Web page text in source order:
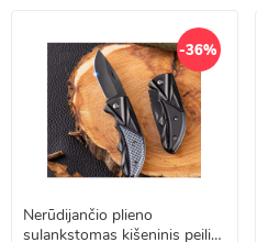
-36%
Nerūdijančio plieno
sulankstomas kišeninis peilis